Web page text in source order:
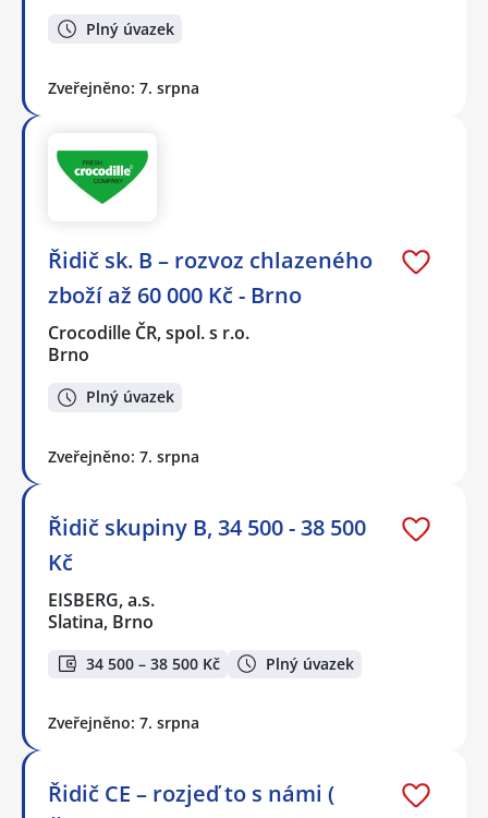
Plný úvazek
Zveřejněno: 7. srpna
Řidič sk. B – rozvoz chlazeného
zboží až 60 000 Kč - Brno
Crocodille ČR, spol. s r.o.
Brno
Plný úvazek
Zveřejněno: 7. srpna
Řidič skupiny B, 34 500 - 38 500
Kč
EISBERG, a.s.
Slatina, Brno
34 500 – 38 500 Kč Plný úvazek
Zveřejněno: 7. srpna
Řidič CE – rozjeď to s námi (